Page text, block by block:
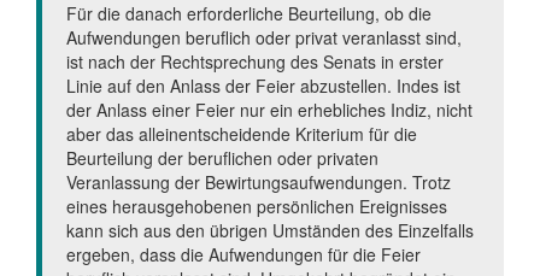
Für die danach erforderliche Beurteilung, ob die
Aufwendungen beruflich oder privat veranlasst sind,
ist nach der Rechtsprechung des Senats in erster
Linie auf den Anlass der Feier abzustellen. Indes ist
der Anlass einer Feier nur ein erhebliches Indiz, nicht
aber das alleinentscheidende Kriterium für die
Beurteilung der beruflichen oder privaten
Veranlassung der Bewirtungsaufwendungen. Trotz
eines herausgehobenen persönlichen Ereignisses
kann sich aus den übrigen Umständen des Einzelfalls
ergeben, dass die Aufwendungen für die Feier